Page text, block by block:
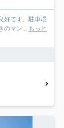
好です。駐車場
のマン... もっと